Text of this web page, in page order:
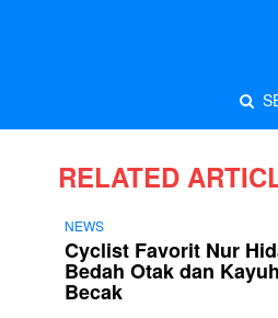
RELATED
NEWS
Cyclist Favorit Nur
Bedah Otak dan Kayuh
Becak